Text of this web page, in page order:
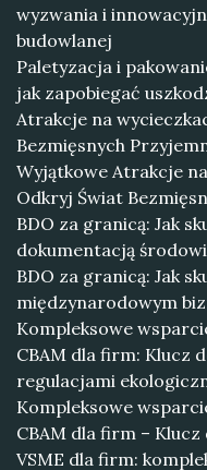
wyzwania i
budowlanej
Paletyzacja i
jak zapobiegać
Atrakcje na
Bezmięsnych
Wyjątkowe Atrakcje
Odkryj Świat
BDO za granicą: Jak
dokumentacją
BDO za granicą: Jak
międzynarodowym
Kompleksowe
CBAM dla firm: Klucz
regulacjami
Kompleksowe
CBAM dla firm –
VSME dla firm: